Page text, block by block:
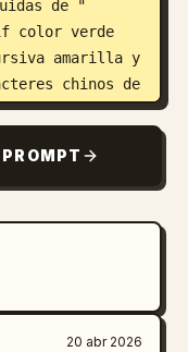
de "
color verde
amarilla y
chinos de
20 abr 2026